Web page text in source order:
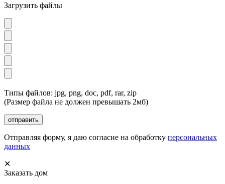
Загрузить файлы
Типы файлов: jpg, png, doc, pdf, rar, zip
(Размер файла не должен превышать 2мб)
Отправляя форму, я даю согласие на обработку персональных
данных
✕
Заказать дом